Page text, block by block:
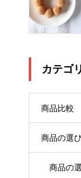
カテゴ
商品比較
商品の選
商品の